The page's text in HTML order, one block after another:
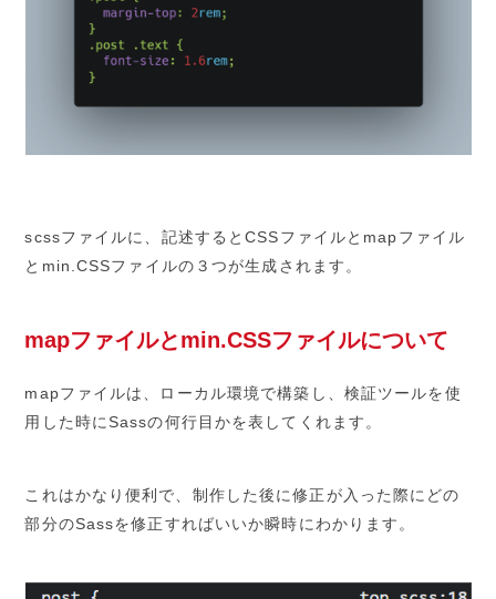
scssファイルに、記述するとCSSファイルとmapファイル
とmin.CSSファイルの３つが生成されます。
mapファイルとmin.CSSファイルについて
mapファイルは、ローカル環境で構築し、検証ツールを使
用した時にSassの何行目かを表してくれます。
これはかなり便利で、制作した後に修正が入った際にどの
部分のSassを修正すればいいか瞬時にわかります。